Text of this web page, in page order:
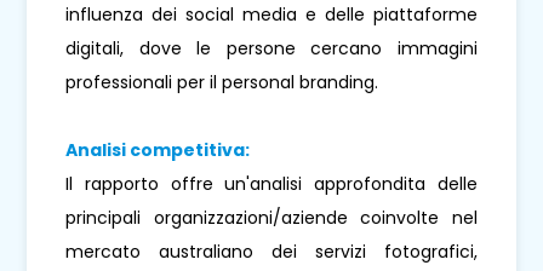
influenza dei social media e delle piattaforme
digitali, dove le persone cercano immagini
professionali per il personal branding.
Analisi competitiva:
Il rapporto offre un'analisi approfondita delle
principali organizzazioni/aziende coinvolte nel
mercato australiano dei servizi fotografici,